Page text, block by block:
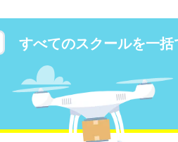
すべてのスクールを一